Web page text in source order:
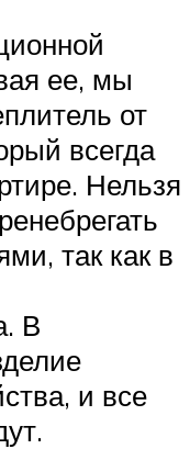
ее, мы
от
всегда
Нельзя
так как в
В
и все